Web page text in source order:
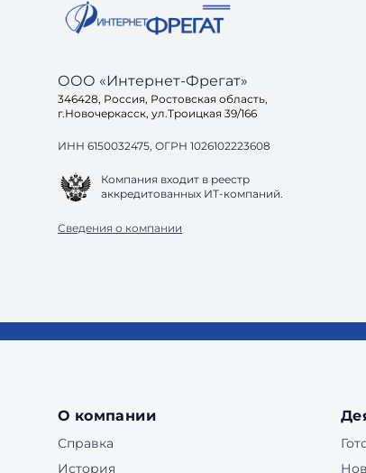
ООО «Интернет-Фрегат»
346428, Россия, Ростовская область,
г.Новочеркасск, ул.Троицкая 39/166
ИНН 6150032475, ОГРН 1026102223608
Компания входит в реестр
аккредитованных ИТ-компаний.
Сведения о компании
О компании
Справка
История